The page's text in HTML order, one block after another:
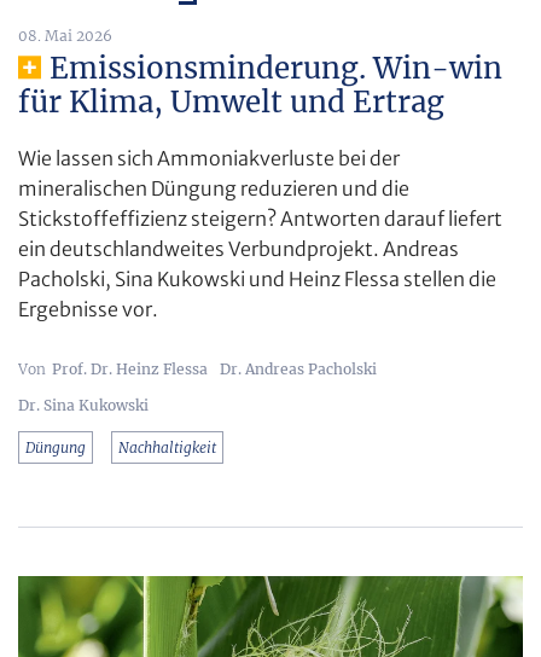
08. Mai 2026
Emissionsminderung. Win-win
für Klima, Umwelt und Ertrag
Wie lassen sich Ammoniakverluste bei der
mineralischen Düngung reduzieren und die
Stickstoffeffizienz steigern? Antworten darauf liefert
ein deutschlandweites Verbundprojekt. Andreas
Pacholski, Sina Kukowski und Heinz Flessa stellen die
Ergebnisse vor.
Prof. Dr. Heinz Flessa
Dr. Andreas Pacholski
Dr. Sina Kukowski
Düngung Nachhaltigkeit